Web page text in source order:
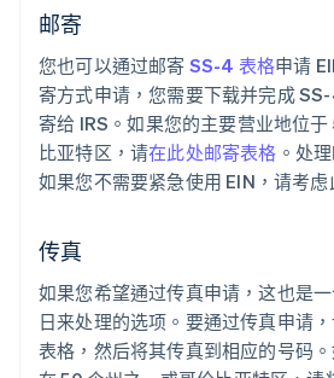
邮寄
您也可以通过邮寄 SS-4 表格申请
寄方式申请，您需要下载并完成
寄给 IRS。如果您的主要营业地位
比亚特区，请在此处邮寄表格 。处
如果您不需要紧急使用 EIN，请考虑
传真
如果您希望通过传真申请，这也是
日来处理的选项。要通过传真申请
表格，然后将其传真到相应的号码